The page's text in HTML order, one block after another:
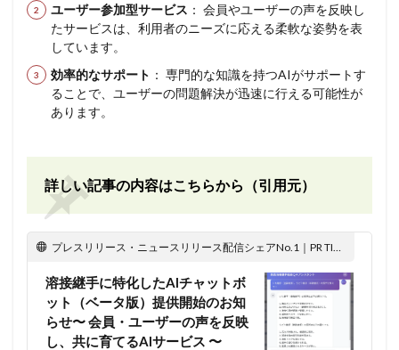
ユーザー参加型サービス ： 会員やユーザーの声を反映し
たサービスは、利用者のニーズに応える柔軟な姿勢を表
しています。
効率的なサポート ： 専門的な知識を持つAIがサポートす
ることで、ユーザーの問題解決が迅速に行える可能性が
あります。
詳しい記事の内容はこちらから（引用元）
プレスリリース・ニュースリリース配信シェアNo.1｜PR TIMES
溶接継手に特化したAIチャットボ
ット（ベータ版）提供開始のお知
らせ〜 会員・ユーザーの声を反映
し、共に育てるAIサービス 〜